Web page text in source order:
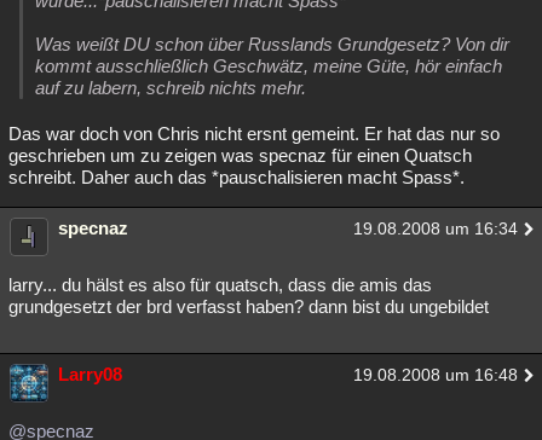
Was weißt DU schon über Russlands Grundgesetz? Von dir
kommt ausschließlich Geschwätz, meine Güte, hör einfach
auf zu labern, schreib nichts mehr.
Das war doch von Chris nicht ersnt gemeint. Er hat das nur so
geschrieben um zu zeigen was specnaz für einen Quatsch
schreibt. Daher auch das *pauschalisieren macht Spass*.
specnaz 19.08.2008 um 16:34
larry... du hälst es also für quatsch, dass die amis das
grundgesetzt der brd verfasst haben? dann bist du ungebildet
Larry08 19.08.2008 um 16:48
@specnaz